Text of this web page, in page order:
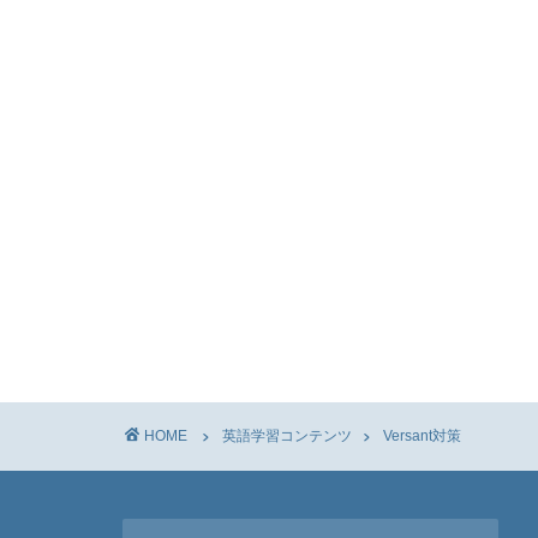
HOME 英語学習コンテンツ Versant対策